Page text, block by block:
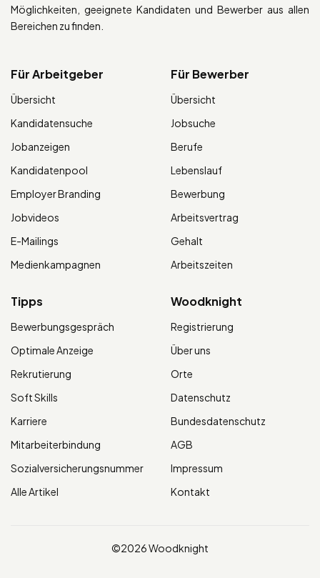
Möglichkeiten, geeignete Kandidaten und Bewerber aus allen
Bereichen zu finden.
Für Arbeitgeber
Übersicht
Kandidatensuche
Jobanzeigen
Kandidatenpool
Employer Branding
Jobvideos
E-Mailings
Medienkampagnen
Für Bewerber
Übersicht
Jobsuche
Berufe
Lebenslauf
Bewerbung
Arbeitsvertrag
Gehalt
Arbeitszeiten
Tipps
Bewerbungsgespräch
Optimale Anzeige
Rekrutierung
Soft Skills
Karriere
Mitarbeiterbindung
Sozialversicherungsnummer
Alle Artikel
Woodknight
Registrierung
Über uns
Orte
Datenschutz
Bundesdatenschutz
AGB
Impressum
Kontakt
©2026 Woodknight